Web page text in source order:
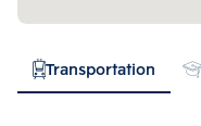
Transportation